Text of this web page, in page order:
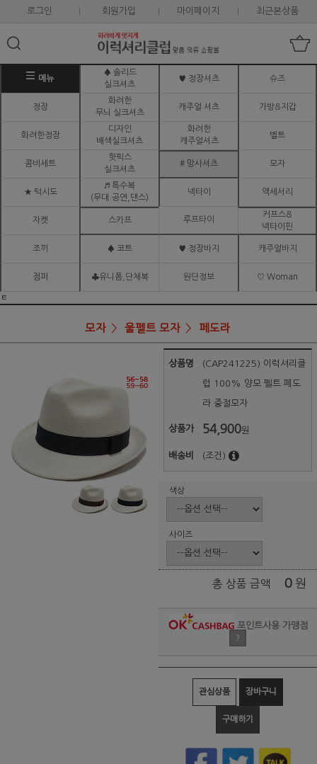
로그인 회원가입 마이페이지 최근본상품
메뉴
♠ 솔리드
실크셔츠
♥ 정장셔츠 슈즈
정장
화려한
무늬 실크셔츠
캐주얼 셔츠 가방&지갑
화려한정장
디자인
배색실크셔츠
화려한
캐주얼셔츠
벨트
콤비세트
핫픽스
실크셔츠
# 망사셔츠 모자
★ 턱시도
♬ 특수복
(무대.공연,댄스)
넥타이 액세서리
자켓 스카프 루프타이
커프스&
넥타이핀
조끼 ♠ 코트 ♥ 정장바지 캐주얼바지
점퍼 ♣유니폼,단체복 원단정보 ♡ Woman
ㅌ
모자 울펠트 모자 페도라
상품명 (CAP241225) 이럭셔리클
럽 100% 양모 펠트 페도
라 중절모자
상품가 54,900원
배송비 (조건)
색상
사이즈
총 상품 금액 0 원
포인트사용 가맹점
?
관심상품 장바구니
구매하기